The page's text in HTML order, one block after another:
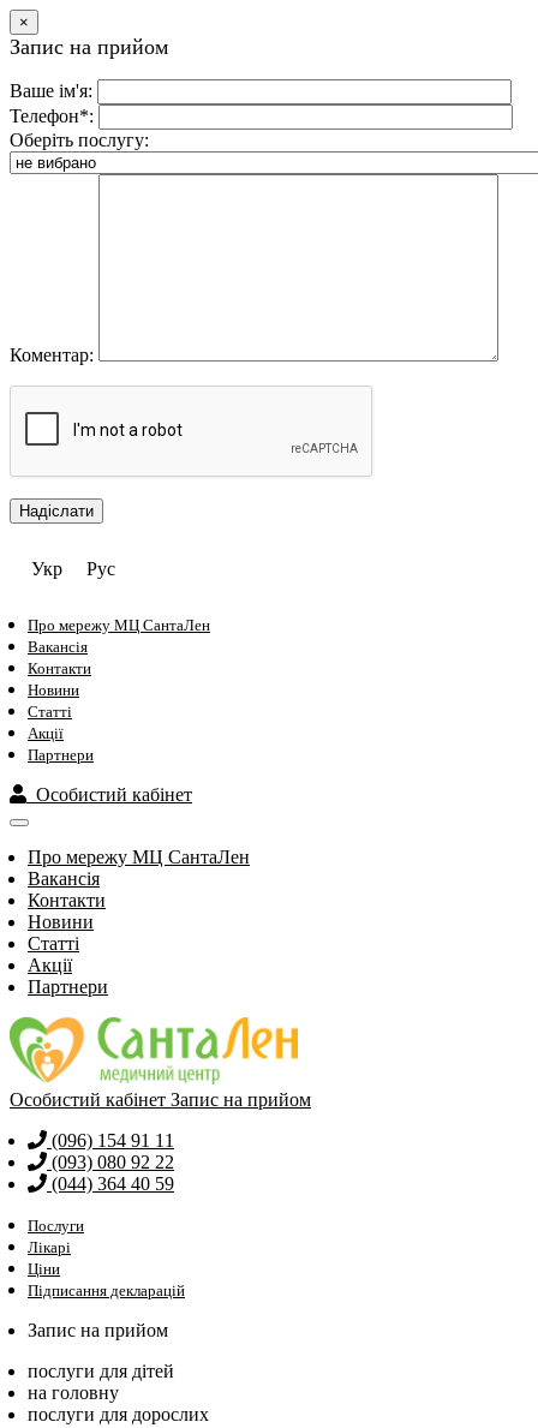
×
Запис на прийом
Ваше ім'я:
Телефон*:
Оберіть послугу:
Коментар:
Укр Рус
Про мережу МЦ СантаЛен
Вакансія
Контакти
Новини
Статті
Акції
Партнери
Особистий кабінет
Про мережу МЦ СантаЛен
Вакансія
Контакти
Новини
Статті
Акції
Партнери
Особистий кабінет Запис на прийом
(096) 154 91 11
(093) 080 92 22
(044) 364 40 59
Послуги
Лікарі
Ціни
Підписання декларацій
Запис на прийом
послуги для дітей
на головну
послуги для дорослих